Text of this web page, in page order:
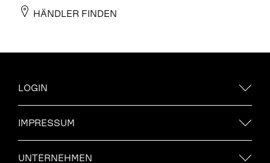
HÄNDLER FINDEN
LOGIN
IMPRESSUM
UNTERNEHMEN